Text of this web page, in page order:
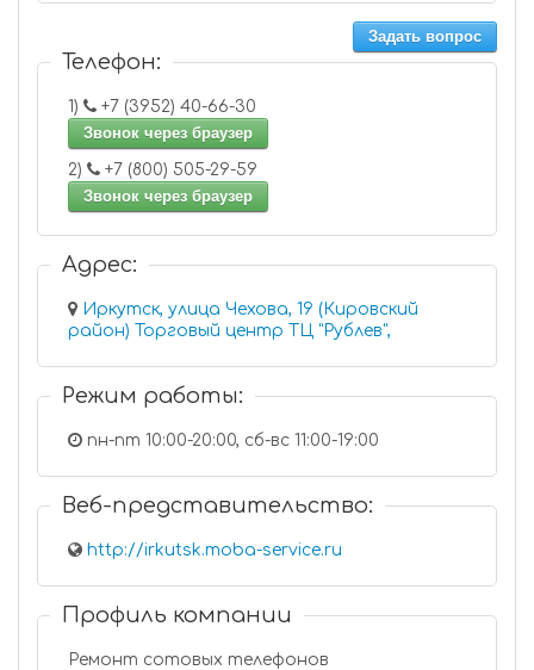
Задать вопрос
Телефон:
1)
+7 (3952) 40-66-30
Звонок через браузер
2)
+7 (800) 505-29-59
Звонок через браузер
Адрес:
Иркутск, улица Чехова, 19 (Кировский
район) Торговый центр ТЦ "Рублев",
Режим работы:
пн-пт 10:00-20:00, сб-вс 11:00-19:00
Веб-представительство:
http://irkutsk.moba-service.ru
Профиль компании
Ремонт сотовых телефонов